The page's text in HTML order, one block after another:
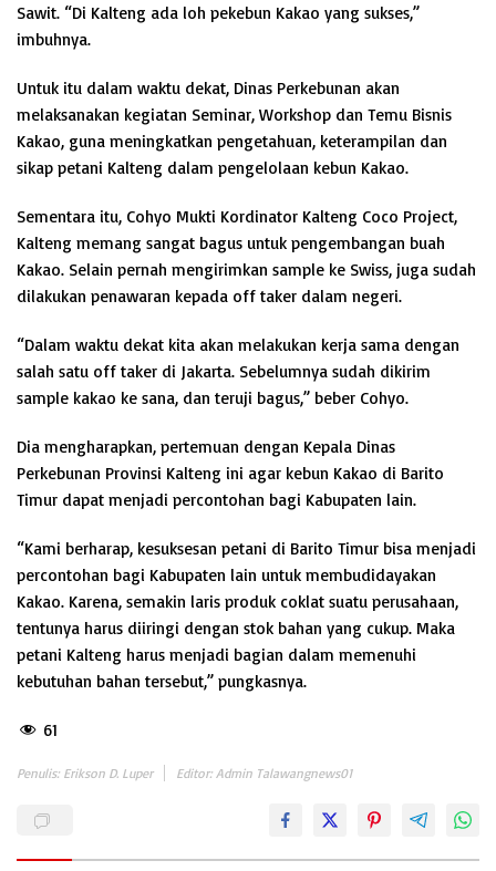
Sawit. “Di Kalteng ada loh pekebun Kakao yang sukses,”
imbuhnya.
Untuk itu dalam waktu dekat, Dinas Perkebunan akan
melaksanakan kegiatan Seminar, Workshop dan Temu Bisnis
Kakao, guna meningkatkan pengetahuan, keterampilan dan
sikap petani Kalteng dalam pengelolaan kebun Kakao.
Sementara itu, Cohyo Mukti Kordinator Kalteng Coco Project,
Kalteng memang sangat bagus untuk pengembangan buah
Kakao. Selain pernah mengirimkan sample ke Swiss, juga sudah
dilakukan penawaran kepada off taker dalam negeri.
“Dalam waktu dekat kita akan melakukan kerja sama dengan
salah satu off taker di Jakarta. Sebelumnya sudah dikirim
sample kakao ke sana, dan teruji bagus,” beber Cohyo.
Dia mengharapkan, pertemuan dengan Kepala Dinas
Perkebunan Provinsi Kalteng ini agar kebun Kakao di Barito
Timur dapat menjadi percontohan bagi Kabupaten lain.
“Kami berharap, kesuksesan petani di Barito Timur bisa menjadi
percontohan bagi Kabupaten lain untuk membudidayakan
Kakao. Karena, semakin laris produk coklat suatu perusahaan,
tentunya harus diiringi dengan stok bahan yang cukup. Maka
petani Kalteng harus menjadi bagian dalam memenuhi
kebutuhan bahan tersebut,” pungkasnya.
61
Penulis: Erikson D. Luper Editor: Admin Talawangnews01